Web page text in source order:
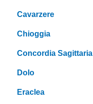
Cavarzere
Chioggia
Concordia Sagittaria
Dolo
Eraclea